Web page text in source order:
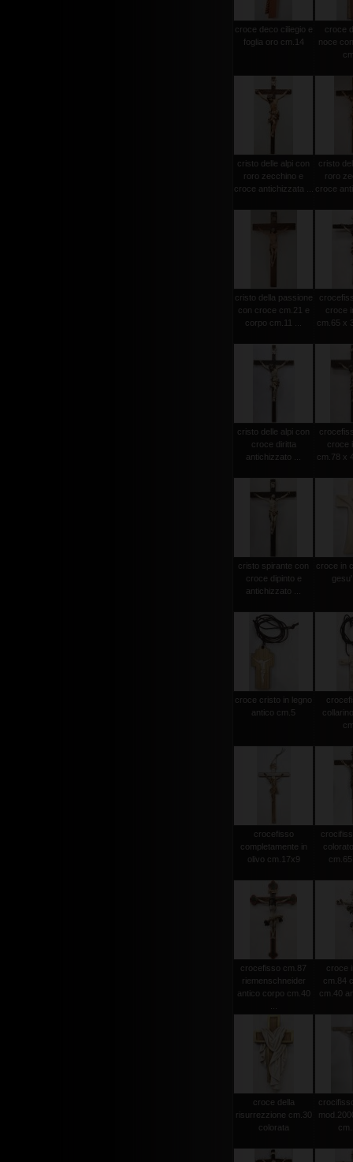
croce deco ciliegio e
foglia oro cm.14
croce
noce
cristo delle alpi con
roro zecchino e
croce antichizzata ...
cristo
roro
croce
cristo della passione
con croce cm.21 e
corpo cm.11 ...
croce
cm.65 x
cristo delle alpi con
croce diritta
antichizzato ...
croce
cm.78 x
cristo spirante con
croce dipinto e
antichizzato ...
croce in
croce cristo in legno
antico cm.5
crocefisso
completamente in
olivo cm.17x9
crocefisso cm.87
riemenschneider
antico corpo cm.40
croce
cm.84
cm.40
croce della
risurrezzione cm.30
colorata